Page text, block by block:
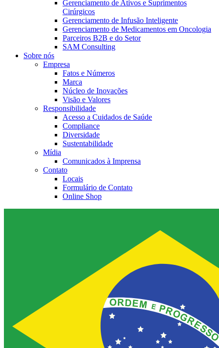
Gerenciamento de Ativos e Suprimentos
Cirúrgicos
Gerenciamento de Infusão Inteligente
Gerenciamento de Medicamentos em Oncologia
Parceiros B2B e do Setor
SAM Consulting
Sobre nós
Empresa
Fatos e Números
Marca
Núcleo de Inovações
Visão e Valores
Responsibilidade
Acesso a Cuidados de Saúde
Compliance
Diversidade
Sustentabilidade
Mídia
Comunicados à Imprensa
Contato
Locais
Formulário de Contato
Online Shop